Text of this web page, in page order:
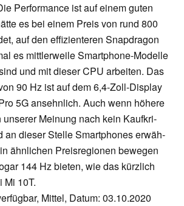
Perfor­mance ist auf einem guten
es bei einem Preis von rund 800
auf den effi­zien­teren Snap­dragon
es mitt­ler­weile Smart­phone-Modelle
und mit dieser CPU arbeiten. Das
90 Hz ist auf dem 6,4-Zoll-Display
5G ansehn­lich. Auch wenn höhere
unserer Meinung nach kein Kauf­kri­
an dieser Stelle Smart­phones erwäh­
ähnli­chen Preis­regionen bewegen
144 Hz bieten, wie das kürz­lich
Mi 10T.
Mittel, Datum: 03.10.2020